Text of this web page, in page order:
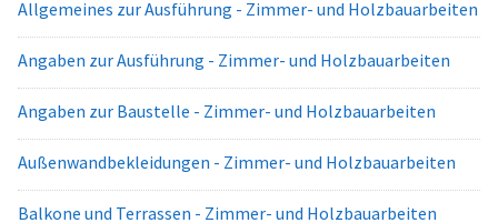
Allgemeines zur Ausführung - Zimmer- und Holzbauarbeiten
Angaben zur Ausführung - Zimmer- und Holzbauarbeiten
Angaben zur Baustelle - Zimmer- und Holzbauarbeiten
Außenwandbekleidungen - Zimmer- und Holzbauarbeiten
Balkone und Terrassen - Zimmer- und Holzbauarbeiten